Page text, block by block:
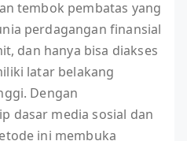
tembok pembatas yang
perdagangan finansial
dan hanya bisa diakses
latar belakang
Dengan
dasar media sosial dan
ini membuka